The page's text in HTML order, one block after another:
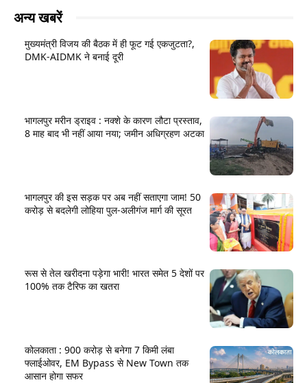
अन्य खबरें
मुख्यमंत्री विजय की बैठक में ही फूट गई एकजुटता?,
DMK-AIDMK ने बनाई दूरी
भागलपुर मरीन ड्राइव : नक्शे के कारण लौटा प्रस्ताव,
8 माह बाद भी नहीं आया नया; जमीन अधिग्रहण अटका
भागलपुर की इस सड़क पर अब नहीं सताएगा जाम! 50
करोड़ से बदलेगी लोहिया पुल-अलीगंज मार्ग की सूरत
रूस से तेल खरीदना पड़ेगा भारी! भारत समेत 5 देशों पर
100% तक टैरिफ का खतरा
कोलकाता : 900 करोड़ से बनेगा 7 किमी लंबा
फ्लाईओवर, EM Bypass से New Town तक
आसान होगा सफर